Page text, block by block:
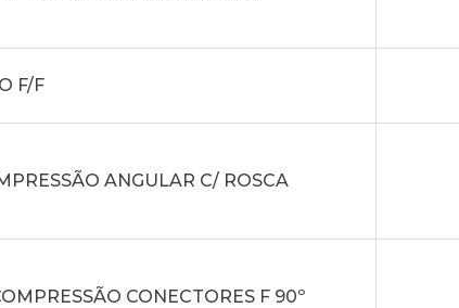
F/F
ANGULAR C/ ROSCA
CONECTORES F 90º